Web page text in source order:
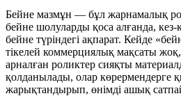
Бейне мазмұн — бұл жарнамалық
бейне шолуларды қоса алғанда, кез-
бейне түріндегі ақпарат. Кейде
тікелей коммерциялық мақсаты
арналған роликтер сияқты
қолданылады, олар көрермендерге
жарықтандырып, өнімді ашық